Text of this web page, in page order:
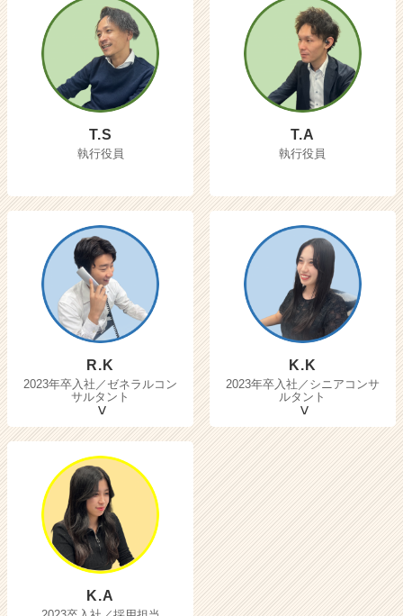
T.S
執行役員
T.A
執行役員
R.K
2023年卒入社／ゼネラルコン
サルタント
K.K
2023年卒入社／シニアコンサ
ルタント
K.A